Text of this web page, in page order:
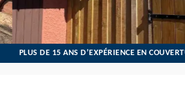
PLUS DE 15 ANS D’EXPÉRIENCE EN